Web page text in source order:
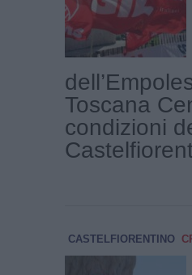
Toscana
condizioni
CASTELFIORENTINO